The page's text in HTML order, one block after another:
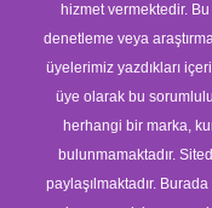
hizmet vermektedir.
denetleme veya
üyelerimiz yazdıkları
üye olarak bu
herhangi bir marka,
bulunmamaktadır.
paylaşılmaktadır.